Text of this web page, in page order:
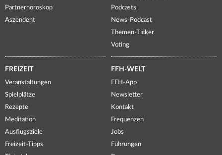
Partnerhoroskop
Aszendent
Podcasts
News-Podcast
Themen-Ticker
Voting
FREIZEIT
Veranstaltungen
Spielplätze
Rezepte
Meditation
Ausflugsziele
Freizeit-Tipps
FFH-WELT
FFH-App
Newsletter
Kontakt
Frequenzen
Jobs
Führungen